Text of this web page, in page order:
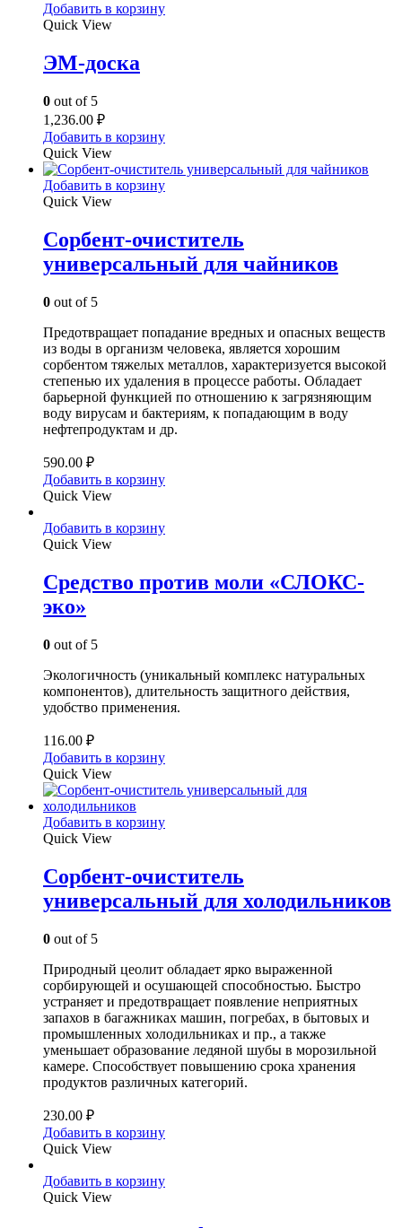
Добавить в корзину
Quick View
ЭМ-доска
0 out of 5
1,236.00 ₽
Добавить в корзину
Quick View
Добавить в корзину
Quick View
Сорбент-очиститель
универсальный для чайников
0 out of 5
Предотвращает попадание вредных и опасных веществ
из воды в организм человека, является хорошим
сорбентом тяжелых металлов, характеризуется высокой
степенью их удаления в процессе работы. Обладает
барьерной функцией по отношению к загрязняющим
воду вирусам и бактериям, к попадающим в воду
нефтепродуктам и др.
590.00 ₽
Добавить в корзину
Quick View
Добавить в корзину
Quick View
Средство против моли «СЛОКС-
эко»
0 out of 5
Экологичность (уникальный комплекс натуральных
компонентов), длительность защитного действия,
удобство применения.
116.00 ₽
Добавить в корзину
Quick View
Добавить в корзину
Quick View
Сорбент-очиститель
универсальный для холодильников
0 out of 5
Природный цеолит обладает ярко выраженной
сорбирующей и осушающей способностью. Быстро
устраняет и предотвращает появление неприятных
запахов в багажниках машин, погребах, в бытовых и
промышленных холодильниках и пр., а также
уменьшает образование ледяной шубы в морозильной
камере. Способствует повышению срока хранения
продуктов различных категорий.
230.00 ₽
Добавить в корзину
Quick View
Добавить в корзину
Quick View